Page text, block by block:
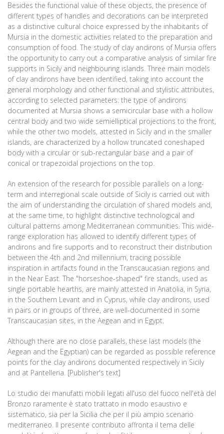
Besides the functional value of these objects, the presence of
different types of handles and decorations can be interpreted
as a distinctive cultural choice expressed by the inhabitants of
Mursia in the domestic activities related to the preparation and
consumption of food. The study of clay andirons of Mursia offers
the opportunity to carry out a comparative analysis of similar fire
supports in Sicily and neighbouring islands. Three main models
of clay andirons have been identified, taking into account the
general morphology and other functional and stylistic attributes,
according to selected parameters: the type of andirons
documented at Mursia shows a semicircular base with a hollow
central body and two wide semielliptical projections to the front,
while the other two models, attested in Sicily and in the smaller
islands, are characterized by a hollow truncated coneshaped
body with a circular or sub-rectangular base and a pair of
conical or trapezoidal projections on the top.
An extension of the research for possible parallels on a long-
term and interregional scale outside of Sicily is carried out with
the aim of understanding the circulation of shared models and,
at the same time, to highlight distinctive technological and
cultural patterns among Mediterranean communities. This wide-
range exploration has allowed to identify different types of
andirons and fire supports and to reconstruct their distribution
between the 4th and 2nd millennium, tracing possible
inspiration in artifacts found in the Transcaucasian regions and
in the Near East. The "horseshoe-shaped" fire stands, used as
single portable hearths, are mainly attested in Anatolia, in Syria,
in the Southern Levant and in Cyprus, while clay andirons, used
in pairs or in groups of three, are well-documented in some
Transcaucasian sites, in the Aegean and in Egypt.
Although there are no close parallels, these last models (the
Aegean and the Egyptian) can be regarded as possible reference
points for the clay andirons documented respectively in Sicily
and at Pantelleria. [Publisher's text]
Lo studio dei manufatti mobili legati all'uso del fuoco nell'età del
Bronzo raramente è stato trattato in modo esaustivo e
sistematico, sia per la Sicilia che per il più ampio scenario
mediterraneo. Il presente contributo affronta il tema delle